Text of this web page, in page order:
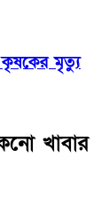
কৃষকের মৃত্যু
খাবার